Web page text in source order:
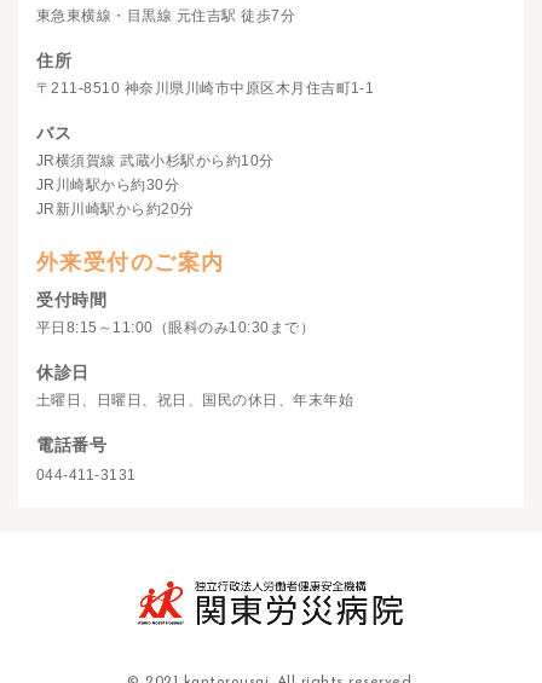
東急東横線・目黒線 元住吉駅 徒歩7分
住所
〒211-8510 神奈川県川崎市中原区木月住吉町1-1
バス
JR横須賀線 武蔵小杉駅から約10分
JR川崎駅から約30分
JR新川崎駅から約20分
外来受付のご案内
受付時間
平日8:15～11:00（眼科のみ10:30まで）
休診日
土曜日、日曜日、祝日、国民の休日、年末年始
電話番号
044-411-3131